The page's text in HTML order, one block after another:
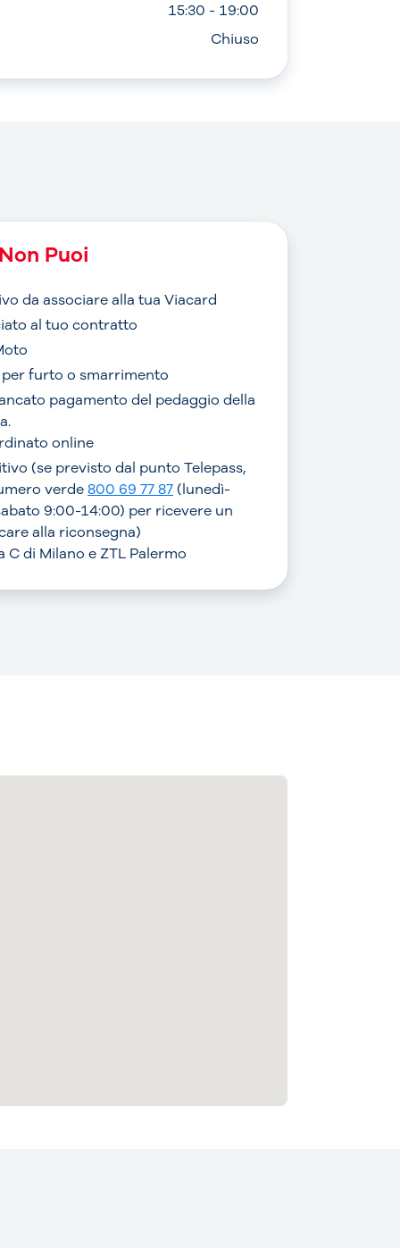
15:30 - 19:00
Chiuso
Puoi
da associare alla tua Viacard
al tuo contratto
furto o smarrimento
pagamento del pedaggio della
online
(se previsto dal punto Telepass,
verde800 69 77 87(lunedì-
9:00-14:00) per ricevere un
alla riconsegna)
di Milano e ZTL Palermo